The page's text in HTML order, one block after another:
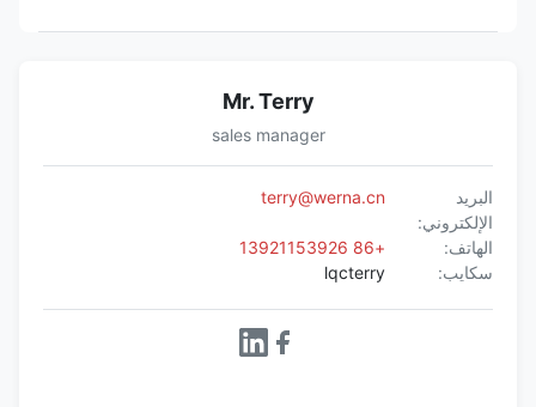
Mr. Terry
sales manager
البريد
الإلكتروني:
terry@werna.cn
الهاتف:
+86 13921153926
سكايب:
lqcterry